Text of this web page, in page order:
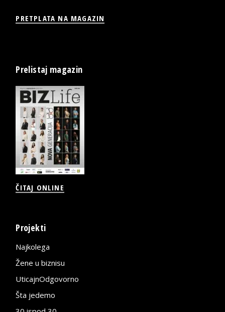
PRETPLATA NA MAGAZIN
Prelistaj magazin
ČITAJ ONLINE
Projekti
Najkolega
Žene u biznisu
UticajnOdgovorno
Šta jedemo